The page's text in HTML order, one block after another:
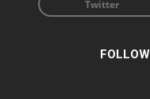
Twitter